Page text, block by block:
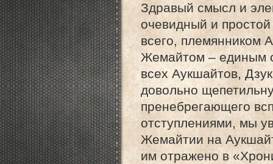
Здравый смысл и
очевидный и
всего, племянником
Жемайтом – единым
всех Аукшайтов,
довольно
пренебрегающего
отступлениями, мы
Жемайтии на
им отражено в